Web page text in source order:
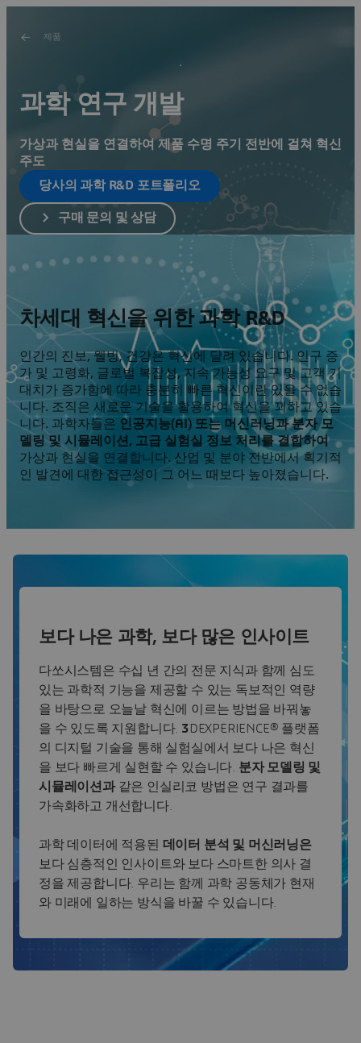
제품
과학 연구 개발
가상과 현실을 연결하여 제품 수명 주기 전반에 걸쳐 혁신
주도
당사의 과학 R&D 포트폴리오
구매 문의 및 상담
차세대 혁신을 위한 과학 R&D
인간의 진보, 웰빙, 건강은 혁신에 달려 있습니다. 인구 증
가 및 고령화, 글로벌 복잡성, 지속 가능성 요구 및 고객 기
대치가 증가함에 따라 충분히 빠른 혁신이란 있을 수 없습
니다. 조직은 새로운 기술을 활용하여 혁신을 꾀하고 있습
니다. 과학자들은 인공지능(AI) 또는 머신러닝과 분자 모
델링 및 시뮬레이션, 고급 실험실 정보 처리를 결합하여
가상과 현실을 연결합니다. 산업 및 분야 전반에서 획기적
인 발견에 대한 접근성이 그 어느 때보다 높아졌습니다.
보다 나은 과학, 보다 많은 인사이트
다쏘시스템은 수십 년 간의 전문 지식과 함께 심도
있는 과학적 기능을 제공할 수 있는 독보적인 역량
을 바탕으로 오늘날 혁신에 이르는 방법을 바꿔놓
을 수 있도록 지원합니다. 3DEXPERIENCE® 플랫폼
의 디지털 기술을 통해 실험실에서 보다 나은 혁신
을 보다 빠르게 실현할 수 있습니다. 분자 모델링 및
시뮬레이션과같은 인실리코 방법은 연구 결과를
가속화하고 개선합니다.
과학 데이터에 적용된 데이터 분석 및 머신러닝은
보다 심층적인 인사이트와 보다 스마트한 의사 결
정을 제공합니다. 우리는 함께 과학 공동체가 현재
와 미래에 일하는 방식을 바꿀 수 있습니다.